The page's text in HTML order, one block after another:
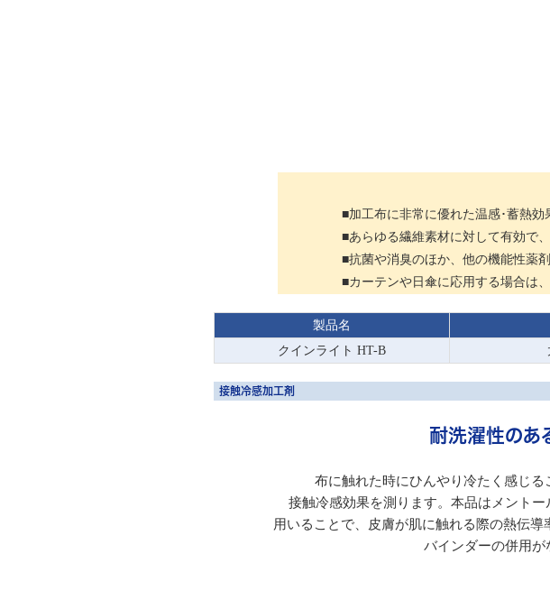
■加工布に非常に優れた温感･蓄熱効
■あらゆる繊維素材に対して有効で
■抗菌や消臭のほか、他の機能性薬
■カーテンや日傘に応用する場合は
製品名
クインライト HT-B
接触冷感加工剤
耐洗濯性のあ
布に触れた時にひんやり冷たく感じる
接触冷感効果を測ります。本品はメント
用いることで、皮膚が肌に触れる際の熱伝
バインダーの併用が